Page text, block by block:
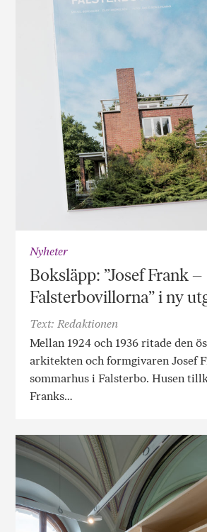
Nyheter
Boksläpp: ”Josef Frank –
Falsterbovillorna” i ny
Text: Redaktionen
Mellan 1924 och 1936 ritade den
arkitekten och formgivaren Josef
sommarhus i Falsterbo. Husen
Franks…